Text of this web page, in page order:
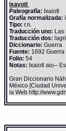
ixayotl
Paleografía: Ixaiotl
Grafía normalizada:
Tipo: r.n.
Traducción uno: Las
Traducción dos:
Diccionario:Guerra
Fuente: 1692 Guerra
Folio: 54
Notas: Ixaiotl aio--
Gran Diccionario
México [Ciudad
la Web http://